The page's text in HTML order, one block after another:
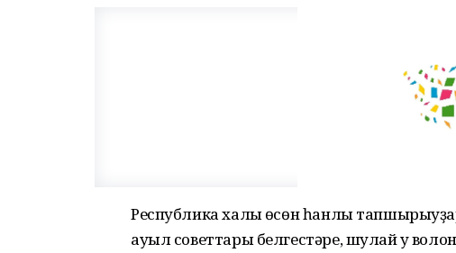
Республика халҡы өсөн һанлы
ауыл советтары белгестәре, шулай уҡ